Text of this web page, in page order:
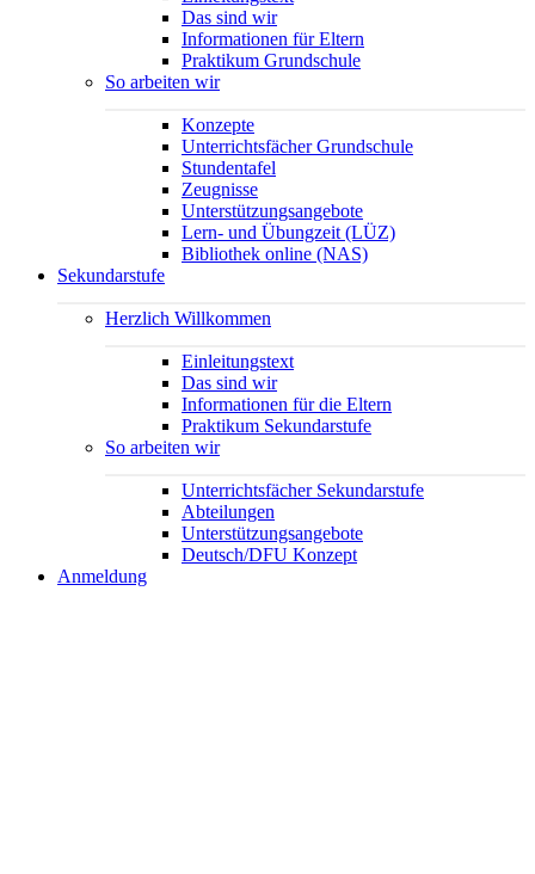
Das sind wir
Informationen für Eltern
Praktikum Grundschule
So arbeiten wir
Konzepte
Unterrichtsfächer Grundschule
Stundentafel
Zeugnisse
Unterstützungsangebote
Lern- und Übungzeit (LÜZ)
Bibliothek online (NAS)
Sekundarstufe
Herzlich Willkommen
Einleitungstext
Das sind wir
Informationen für die Eltern
Praktikum Sekundarstufe
So arbeiten wir
Unterrichtsfächer Sekundarstufe
Abteilungen
Unterstützungsangebote
Deutsch/DFU Konzept
Anmeldung